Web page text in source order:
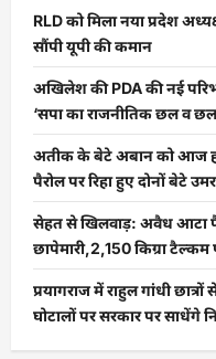
RLD को मिला नया प्रदेश
सौंपी यूपी की कमान
अखिलेश की PDA की नई
‘सपा का राजनीतिक छल व
अतीक के बेटे अबान को आज
पैरोल पर रिहा हुए दोनों बेटे
सेहत से खिलवाड़: अवैध आटा
छापेमारी,2,150 किग्रा टैल्कम
प्रयागराज में राहुल गांधी
घोटालों पर सरकार पर साधेंगे